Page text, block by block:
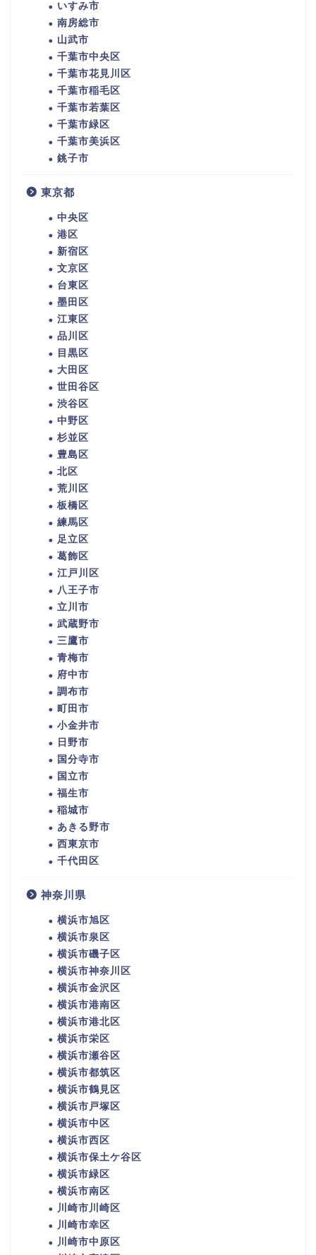
いすみ市
南房総市
山武市
千葉市中央区
千葉市花見川区
千葉市稲毛区
千葉市若葉区
千葉市緑区
千葉市美浜区
銚子市
東京都
中央区
港区
新宿区
文京区
台東区
墨田区
江東区
品川区
目黒区
大田区
世田谷区
渋谷区
中野区
杉並区
豊島区
北区
荒川区
板橋区
練馬区
足立区
葛飾区
江戸川区
八王子市
立川市
武蔵野市
三鷹市
青梅市
府中市
調布市
町田市
小金井市
日野市
国分寺市
国立市
福生市
稲城市
あきる野市
西東京市
千代田区
神奈川県
横浜市旭区
横浜市泉区
横浜市磯子区
横浜市神奈川区
横浜市金沢区
横浜市港南区
横浜市港北区
横浜市栄区
横浜市瀬谷区
横浜市都筑区
横浜市鶴見区
横浜市戸塚区
横浜市中区
横浜市西区
横浜市保土ケ谷区
横浜市緑区
横浜市南区
川崎市川崎区
川崎市幸区
川崎市中原区